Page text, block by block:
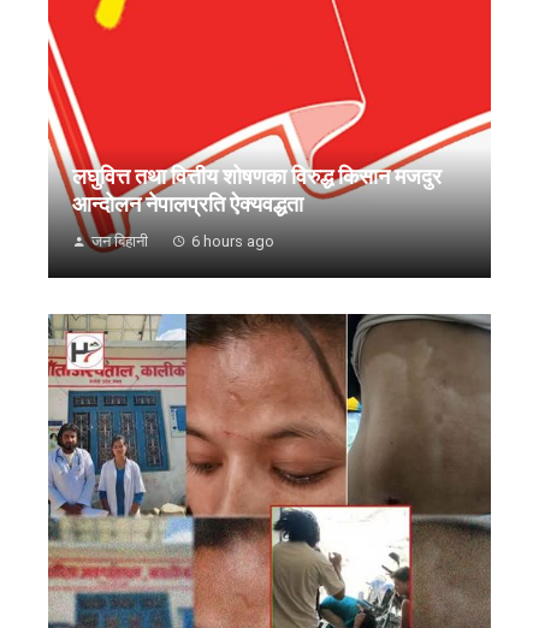
लघुवित्त तथा वित्तीय शोषणका विरुद्ध किसान मजदुर
आन्दोलन नेपालप्रति ऐक्यवद्धता
जन बिहानी 6 hours ago